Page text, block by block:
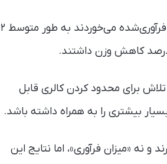
نتیجه این مطالعه در طی هشت هفته نشان داده افرادی که غذای کمتر فرآوری‌شده می‌خوردند به طور متوسط ۲
هشت هفته بدون تلاش برای محدود کردن کالری قابل
بیشتری را به همراه داشته باشد.
نه «میزان فرآوری»، اما نتایج این